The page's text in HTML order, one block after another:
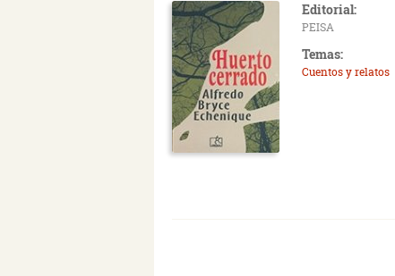
Editorial:
PEISA
Temas:
Cuentos y relatos